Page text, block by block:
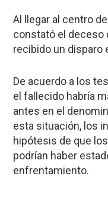
Al llegar al centro
constató el deceso
recibido un disparo
De acuerdo a los
el fallecido habría
antes en el
esta situación, los
hipótesis de que
podrían haber
enfrentamiento.